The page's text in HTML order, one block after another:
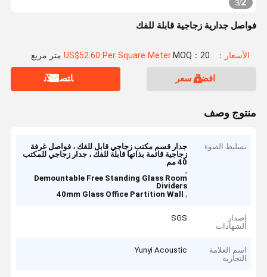
2
/
3
فواصل جدارية زجاجية قابلة للفك
الأسعار：US$52.60 Per Square Meter MOQ：20 متر مربع
افضل سعر ﺎﺘﺼﻟ ﺍﻶﻧ
منتوج وصف
تسليط الضوء
جدار قسم مكتب زجاجي قابل للفك ، فواصل غرفة
زجاجية قائمة بذاتها قابلة للفك ، جدار زجاجي للمكتب
40 مم
,
Demountable Free Standing Glass Room
Dividers
,
40mm Glass Office Partition Wall
إصدار
الشهادات
SGS
اسم العلامة
التجارية
Yunyi Acoustic